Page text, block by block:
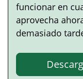
funcionar en
aprovecha
demasiado